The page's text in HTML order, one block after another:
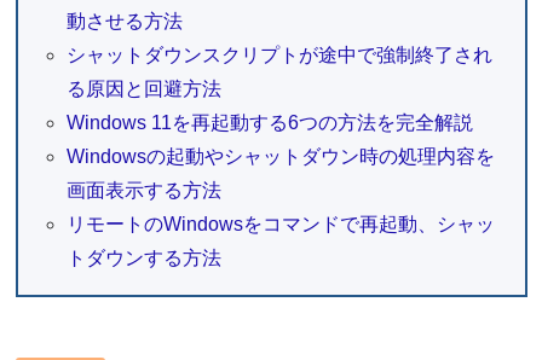
動させる方法
シャットダウンスクリプトが途中で強制終了され
る原因と回避方法
Windows 11を再起動する6つの方法を完全解説
Windowsの起動やシャットダウン時の処理内容を
画面表示する方法
リモートのWindowsをコマンドで再起動、シャッ
トダウンする方法